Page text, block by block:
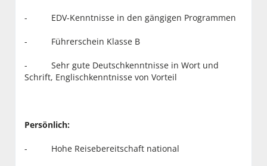
- EDV-Kenntnisse in den gängigen Programmen
- Führerschein Klasse B
- Sehr gute Deutschkenntnisse in Wort und
Schrift, Englischkenntnisse von Vorteil
Persönlich:
- Hohe Reisebereitschaft national